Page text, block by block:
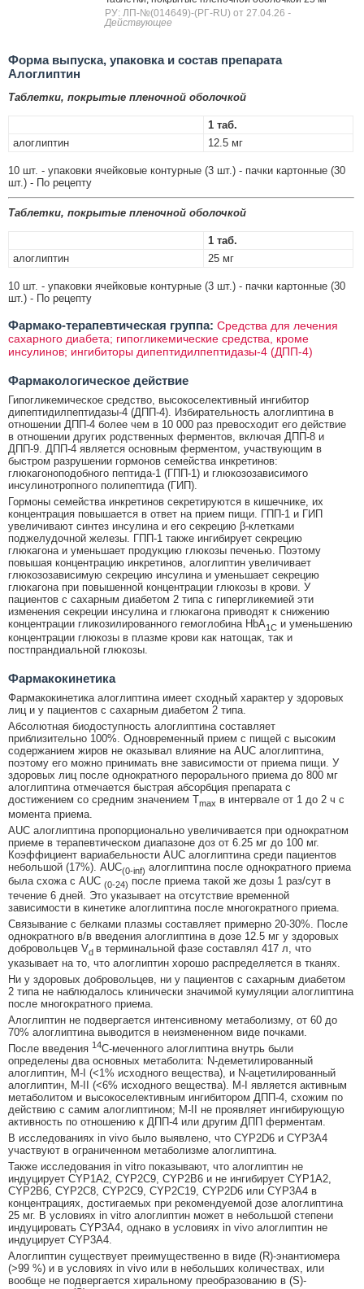
РУ: ЛП-№(014649)-(РГ-RU) от 27.04.26 -
Действующее
Форма выпуска, упаковка и состав препарата
Алоглиптин
Таблетки, покрытые пленочной оболочкой
1 таб.
алоглиптин
12.5 мг
10 шт. - упаковки ячейковые контурные (3 шт.) - пачки картонные (30
шт.) - По рецепту
Таблетки, покрытые пленочной оболочкой
1 таб.
алоглиптин
25 мг
10 шт. - упаковки ячейковые контурные (3 шт.) - пачки картонные (30
шт.) - По рецепту
Фармако-терапевтическая группа: Средства для лечения
сахарного диабета; гипогликемические средства, кроме
инсулинов; ингибиторы дипептидилпептидазы-4 (ДПП-4)
Фармакологическое действие
Гипогликемическое средство, высокоселективный ингибитор
дипептидилпептидазы-4 (ДПП-4). Избирательность алоглиптина в
отношении ДПП-4 более чем в 10 000 раз превосходит его действие
в отношении других родственных ферментов, включая ДПП-8 и
ДПП-9. ДПП-4 является основным ферментом, участвующим в
быстром разрушении гормонов семейства инкретинов:
глюкагоноподобного пептида-1 (ГПП-1) и глюкозозависимого
инсулинотропного полипептида (ГИП).
Гормоны семейства инкретинов секретируются в кишечнике, их
концентрация повышается в ответ на прием пищи. ГПП-1 и ГИП
увеличивают синтез инсулина и его секрецию β-клетками
поджелудочной железы. ГПП-1 также ингибирует секрецию
глюкагона и уменьшает продукцию глюкозы печенью. Поэтому
повышая концентрацию инкретинов, алоглиптин увеличивает
глюкозозависимую секрецию инсулина и уменьшает секрецию
глюкагона при повышенной концентрации глюкозы в крови. У
пациентов с сахарным диабетом 2 типа с гипергликемией эти
изменения секреции инсулина и глюкагона приводят к снижению
концентрации гликозилированного гемоглобина HbA1С и уменьшению
концентрации глюкозы в плазме крови как натощак, так и
постпрандиальной глюкозы.
Фармакокинетика
Фармакокинетика алоглиптина имеет сходный характер у здоровых
лиц и у пациентов с сахарным диабетом 2 типа.
Абсолютная биодоступность алоглиптина составляет
приблизительно 100%. Одновременный прием с пищей с высоким
содержанием жиров не оказывал влияние на AUC алоглиптина,
поэтому его можно принимать вне зависимости от приема пищи. У
здоровых лиц после однократного перорального приема до 800 мг
алоглиптина отмечается быстрая абсорбция препарата с
достижением со средним значением Tmax в интервале от 1 до 2 ч с
момента приема.
AUC алоглиптина пропорционально увеличивается при однократном
приеме в терапевтическом диапазоне доз от 6.25 мг до 100 мг.
Коэффициент вариабельности AUC алоглиптина среди пациентов
небольшой (17%). AUC(0-inf) алоглиптина после однократного приема
была схожа с AUC (0-24) после приема такой же дозы 1 раз/сут в
течение 6 дней. Это указывает на отсутствие временной
зависимости в кинетике алоглиптина после многократного приема.
Связывание с белками плазмы составляет примерно 20-30%. После
однократного в/в введения алоглиптина в дозе 12.5 мг у здоровых
добровольцев Vd в терминальной фазе составлял 417 л, что
указывает на то, что алоглиптин хорошо распределяется в тканях.
Ни у здоровых добровольцев, ни у пациентов с сахарным диабетом
2 типа не наблюдалось клинически значимой кумуляции алоглиптина
после многократного приема.
Алоглиптин не подвергается интенсивному метаболизму, от 60 до
70% алоглиптина выводится в неизмененном виде почками.
После введения 14C-меченного алоглиптина внутрь были
определены два основных метаболита: N-деметилированный
алоглиптин, М-I (<1% исходного вещества), и N-ацетилированный
алоглиптин, М-II (<6% исходного вещества). М-I является активным
метаболитом и высокоселективным ингибитором ДПП-4, схожим по
действию с самим алоглиптином; М-II не проявляет ингибирующую
активность по отношению к ДПП-4 или другим ДПП ферментам.
В исследованиях in vivo было выявлено, что CYP2D6 и CYP3A4
участвуют в ограниченном метаболизме алоглиптина.
Также исследования in vitro показывают, что алоглиптин не
индуцирует CYP1A2, CYP2C9, CYP2B6 и не ингибирует CYP1A2,
CYP2B6, CYP2C8, CYP2C9, CYP2C19, CYP2D6 или CYP3A4 в
концентрациях, достигаемых при рекомендуемой дозе алоглиптина
25 мг. В условиях in vitro алоглиптин может в небольшой степени
индуцировать CYP3A4, однако в условиях in vivo алоглиптин не
индуцирует CYP3A4.
Алоглиптин существует преимущественно в виде (R)-энантиомера
(>99 %) и в условиях in vivo или в небольших количествах, или
вообще не подвергается хиральному преобразованию в (S)-